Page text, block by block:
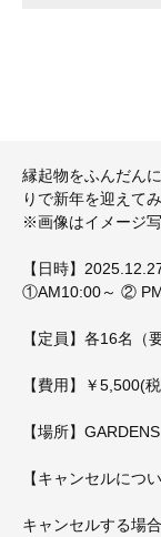
縁起物をふんだん
りで新年を迎えて
※画像はイメージ写
【日時】
①AM10:00～ ②
【定員】各16名（
【費用】￥
【場所】
【キャンセルについ
キャンセルする場